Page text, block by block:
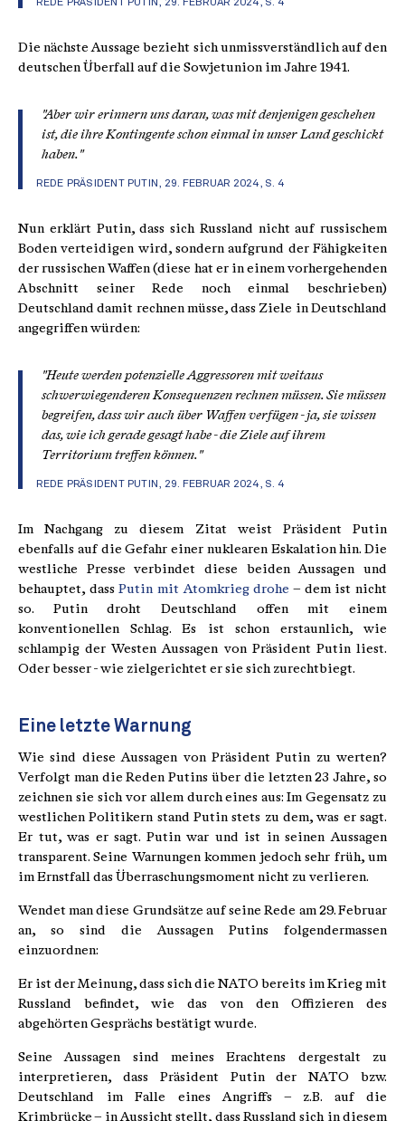
REDE PRÄSIDENT PUTIN, 29. FEBRUAR 2024, S. 4
Die nächste Aussage bezieht sich unmissverständlich auf den
deutschen Überfall auf die Sowjetunion im Jahre 1941.
"Aber wir erinnern uns daran, was mit denjenigen geschehen
ist, die ihre Kontingente schon einmal in unser Land geschickt
haben."
REDE PRÄSIDENT PUTIN, 29. FEBRUAR 2024, S. 4
Nun erklärt Putin, dass sich Russland nicht auf russischem
Boden verteidigen wird, sondern aufgrund der Fähigkeiten
der russischen Waffen (diese hat er in einem vorhergehenden
Abschnitt seiner Rede noch einmal beschrieben)
Deutschland damit rechnen müsse, dass Ziele in Deutschland
angegriffen würden:
"Heute werden potenzielle Aggressoren mit weitaus
schwerwiegenderen Konsequenzen rechnen müssen. Sie müssen
begreifen, dass wir auch über Waffen verfügen - ja, sie wissen
das, wie ich gerade gesagt habe - die Ziele auf ihrem
Territorium treffen können."
REDE PRÄSIDENT PUTIN, 29. FEBRUAR 2024, S. 4
Im Nachgang zu diesem Zitat weist Präsident Putin
ebenfalls auf die Gefahr einer nuklearen Eskalation hin. Die
westliche Presse verbindet diese beiden Aussagen und
behauptet, dassPutin mit Atomkrieg drohe – dem ist nicht
so. Putin droht Deutschland offen mit einem
konventionellen Schlag. Es ist schon erstaunlich, wie
schlampig der Westen Aussagen von Präsident Putin liest.
Oder besser - wie zielgerichtet er sie sich zurechtbiegt.
Eine letzte Warnung
Wie sind diese Aussagen von Präsident Putin zu werten?
Verfolgt man die Reden Putins über die letzten 23 Jahre, so
zeichnen sie sich vor allem durch eines aus: Im Gegensatz zu
westlichen Politikern stand Putin stets zu dem, was er sagt.
Er tut, was er sagt. Putin war und ist in seinen Aussagen
transparent. Seine Warnungen kommen jedoch sehr früh, um
im Ernstfall das Überraschungsmoment nicht zu verlieren.
Wendet man diese Grundsätze auf seine Rede am 29. Februar
an, so sind die Aussagen Putins folgendermassen
einzuordnen:
Er ist der Meinung, dass sich die NATO bereits im Krieg mit
Russland befindet, wie das von den Offizieren des
abgehörten Gesprächs bestätigt wurde.
Seine Aussagen sind meines Erachtens dergestalt zu
interpretieren, dass Präsident Putin der NATO bzw.
Deutschland im Falle eines Angriffs – z.B. auf die
Krimbrücke – in Aussicht stellt, dass Russland sich in diesem